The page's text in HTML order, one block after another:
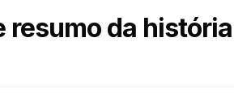
resumo da